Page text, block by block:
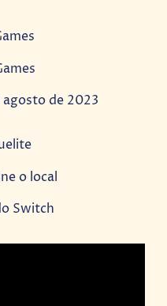
agosto de 2023
o local
Switch